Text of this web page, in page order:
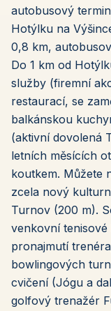
autobusový
Hotýlku na
0,8 km,
Do 1 km od
služby (firemní
restaurací, se
balkánskou
(aktivní dovolená
letních měsících
koutkem. Můžete
zcela nový
Turnov (200 m).
venkovní
pronajmutí
bowlingových
cvičení (Jógu a
golfový trenažér